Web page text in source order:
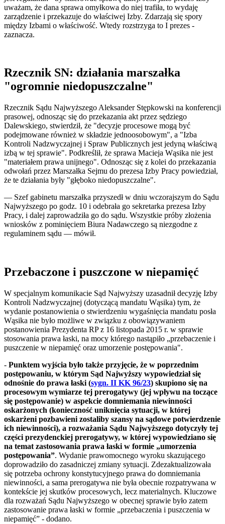
uważam, że dana sprawa omyłkowa do niej trafiła, to wydaję
zarządzenie i przekazuje do właściwej Izby. Zdarzają się spory
między Izbami o właściwość. Wtedy rozstrzyga to I prezes -
zaznacza.
Rzecznik SN: działania marszałka
"ogromnie niedopuszczalne"
Rzecznik Sądu Najwyższego Aleksander Stępkowski na konferencji
prasowej, odnosząc się do przekazania akt przez sędziego
Dalewskiego, stwierdził, że "decyzje procesowe mogą być
podejmowane również w składzie jednoosobowym", a "Izba
Kontroli Nadzwyczajnej i Spraw Publicznych jest jedyną właściwą
izbą w tej sprawie". Podkreślił, że sprawa Macieja Wąsika nie jest
"materiałem prawa unijnego". Odnosząc się z kolei do przekazania
odwołań przez Marszałka Sejmu do prezesa Izby Pracy powiedział,
że te działania były "głęboko niedopuszczalne".
— Szef gabinetu marszałka przyszedł w dniu wczorajszym do Sądu
Najwyższego po godz. 10 i odebrała go sekretarka prezesa Izby
Pracy, i dalej zaprowadziła go do sądu. Wszystkie próby złożenia
wniosków z pominięciem Biura Nadawczego są niezgodne z
regulaminem sądu — mówił.
Przebaczone i puszczone w niepamięć
W specjalnym komunikacie Sąd Najwyższy uzasadnił decyzję Izby
Kontroli Nadzwyczajnej (dotyczącą mandatu Wąsika) tym, że
wydanie postanowienia o stwierdzeniu wygaśnięcia mandatu posła
Wąsika nie było możliwe w związku z obowiązywaniem
postanowienia Prezydenta RP z 16 listopada 2015 r. w sprawie
stosowania prawa łaski, na mocy którego nastąpiło „przebaczenie i
puszczenie w niepamięć oraz umorzenie postępowania".
- Punktem wyjścia było także przyjęcie, że w poprzednim
postępowaniu, w którym Sąd Najwyższy wypowiedział się
odnośnie do prawa łaski (sygn. II KK 96/23) skupiono się na
procesowym wymiarze tej prerogatywy (jej wpływu na toczące
się postępowanie) w aspekcie domniemania niewinności
oskarżonych (konieczność uniknięcia sytuacji, w której
oskarżeni pozbawieni zostaliby szansy na sądowe potwierdzenie
ich niewinności), a rozważania Sądu Najwyższego dotyczyły tej
części prezydenckiej prerogatywy, w której wypowiedziano się
na temat zastosowania prawa łaski w formie „umorzenia
postępowania”. Wydanie prawomocnego wyroku skazującego
doprowadziło do zasadniczej zmiany sytuacji. Zdezaktualizowała
się potrzeba ochrony konstytucyjnego prawa do domniemania
niewinności, a sama prerogatywa nie była obecnie rozpatrywana w
kontekście jej skutków procesowych, lecz materialnych. Kluczowe
dla rozważań Sądu Najwyższego w obecnej sprawie było zatem
zastosowanie prawa łaski w formie „przebaczenia i puszczenia w
niepamięć” - dodano.